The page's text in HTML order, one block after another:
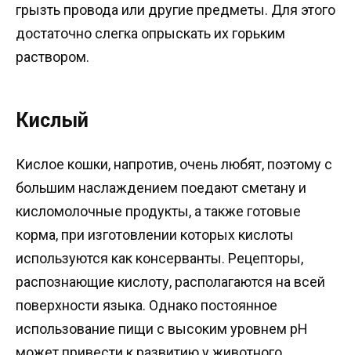
грызть провода или другие предметы. Для этого
достаточно слегка опрыскать их горьким
раствором.
Кислый
Кислое кошки, напротив, очень любят, поэтому с
большим наслаждением поедают сметану и
кисломолочные продукты, а также готовые
корма, при изготовлении которых кислоты
используются как консерванты. Рецепторы,
распознающие кислоту, располагаются на всей
поверхности языка. Однако постоянное
использование пищи с высоким уровнем рН